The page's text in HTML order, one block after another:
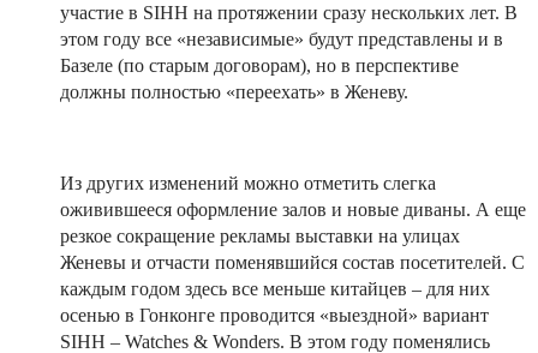
участие в SIHH на протяжении сразу нескольких лет. В
этом году все «независимые» будут представлены и в
Базеле (по старым договорам), но в перспективе
должны полностью «переехать» в Женеву.
Из других изменений можно отметить слегка
оживившееся оформление залов и новые диваны. А еще
резкое сокращение рекламы выставки на улицах
Женевы и отчасти поменявшийся состав посетителей. С
каждым годом здесь все меньше китайцев – для них
осенью в Гонконге проводится «выездной» вариант
SIHH – Watches & Wonders. В этом году поменялись